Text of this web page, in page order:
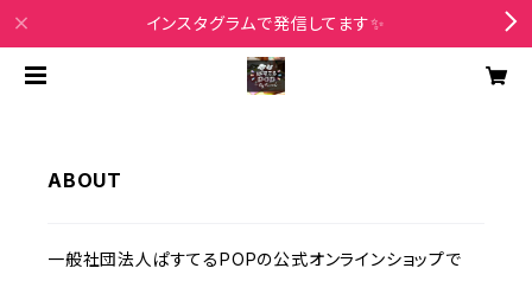
インスタグラムで発信してます✨
ABOUT
一般社団法人ぱすてるPOPの公式オンラインショップで